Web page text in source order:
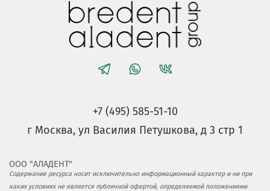
+7 (495) 585-51-10
г Москва, ул Василия Петушкова, д 3 стр 1
ООО "АЛАДЕНТ"
Содержание ресурса носит исключительно информационный характер и ни при
каких условиях не является публичной офертой, определяемой положениями